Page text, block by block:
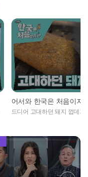
어서와 한국은 처음이지
드디어 고대하던 돼지 껍데기